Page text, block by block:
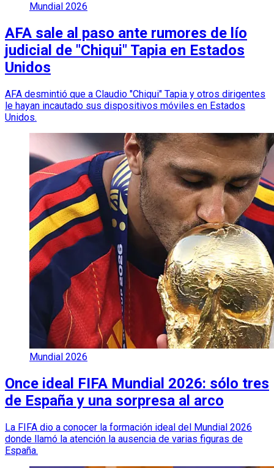
Mundial 2026
AFA sale al paso ante rumores de lío
judicial de "Chiqui" Tapia en Estados
Unidos
AFA desmintió que a Claudio "Chiqui" Tapia y otros dirigentes
le hayan incautado sus dispositivos móviles en Estados
Unidos.
Mundial 2026
Once ideal FIFA Mundial 2026: sólo tres
de España y una sorpresa al arco
La FIFA dio a conocer la formación ideal del Mundial 2026
donde llamó la atención la ausencia de varias figuras de
España.